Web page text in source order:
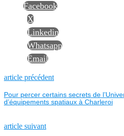
Facebook
X
Linkedin
Whatsapp
Email
NAVIGATION
DE
L’ARTICLE
article précédentPrevious
Pour percer certains secrets de
d’équipements spatiaux à Charleroi
article suivantNext